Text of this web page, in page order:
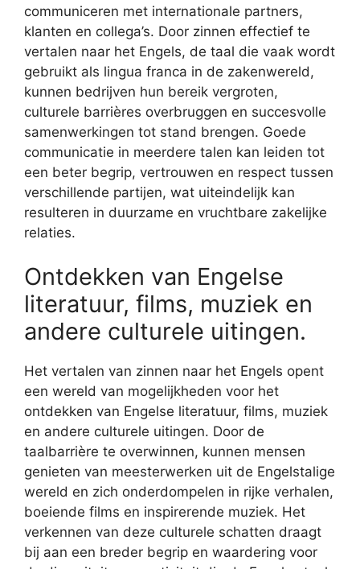
communiceren met internationale partners,
klanten en collega’s. Door zinnen effectief te
vertalen naar het Engels, de taal die vaak wordt
gebruikt als lingua franca in de zakenwereld,
kunnen bedrijven hun bereik vergroten,
culturele barrières overbruggen en succesvolle
samenwerkingen tot stand brengen. Goede
communicatie in meerdere talen kan leiden tot
een beter begrip, vertrouwen en respect tussen
verschillende partijen, wat uiteindelijk kan
resulteren in duurzame en vruchtbare zakelijke
relaties.
Ontdekken van Engelse
literatuur, films, muziek en
andere culturele uitingen.
Het vertalen van zinnen naar het Engels opent
een wereld van mogelijkheden voor het
ontdekken van Engelse literatuur, films, muziek
en andere culturele uitingen. Door de
taalbarrière te overwinnen, kunnen mensen
genieten van meesterwerken uit de Engelstalige
wereld en zich onderdompelen in rijke verhalen,
boeiende films en inspirerende muziek. Het
verkennen van deze culturele schatten draagt
bij aan een breder begrip en waardering voor